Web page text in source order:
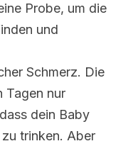
Probe, um die
und
Schmerz. Die
Tagen nur
dein Baby
trinken. Aber